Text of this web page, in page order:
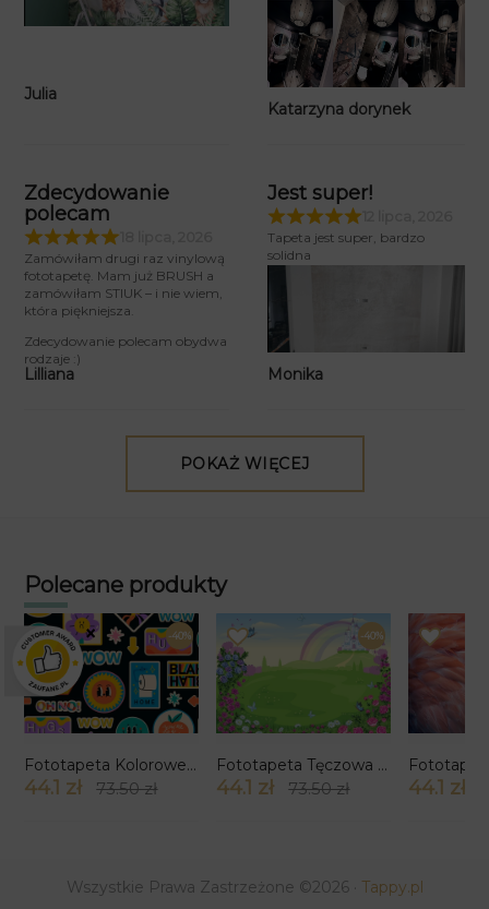
Julia
Katarzyna dorynek
Zdecydowanie
polecam
Zamówiłam drugi raz vinylową
fototapetę. Mam już BRUSH a
zamówiłam STIUK – i nie wiem,
która piękniejsza.
Zdecydowanie polecam obydwa
rodzaje :)
Lilliana
Jest super!
Tapeta jest super, bardzo
solidna
Monika
POKAŻ WIĘCEJ
Polecane produkty
-40%
Fototapeta Kolorowe Znaki
44.1 zł 73.50 zł
-40%
Fototapeta Tęczowa Polana Księżniczki
44.1 zł 73.50 zł 44.1 zł
Wszystkie Prawa Zastrzeżone ©2026 · Tappy.pl
×